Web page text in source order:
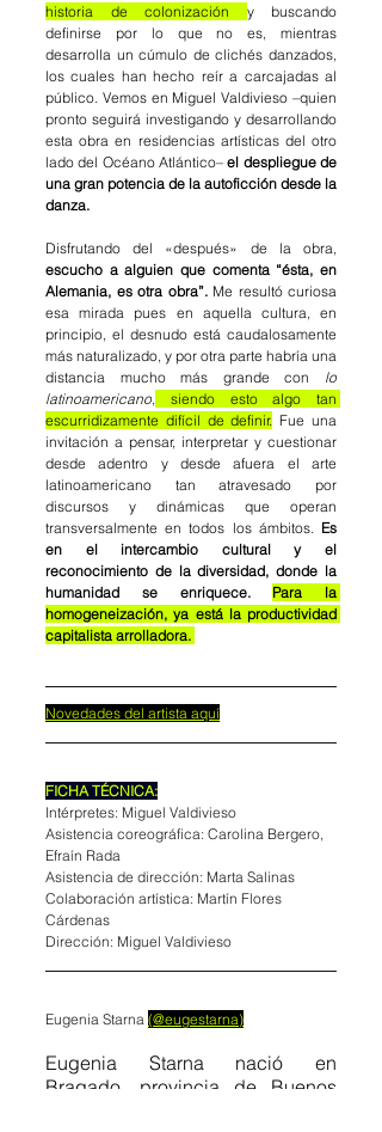
historia de colonización y buscando
definirse por lo que no es, mientras
desarrolla un cúmulo de clichés danzados,
los cuales han hecho reír a carcajadas al
público. Vemos en Miguel Valdivieso –quien
pronto seguirá investigando y desarrollando
esta obra en residencias artísticas del otro
lado del Océano Atlántico– el despliegue de
una gran potencia de la autoficción desde la
danza.
Disfrutando del «después» de la obra,
escucho a alguien que comenta “ésta, en
Alemania, es otra obra”. Me resultó curiosa
esa mirada pues en aquella cultura, en
principio, el desnudo está caudalosamente
más naturalizado, y por otra parte habría una
distancia mucho más grande con lo
latinoamericano
siendo esto algo tan
escurridizamente difícil de definir. Fue una
invitación a pensar, interpretar y cuestionar
desde adentro y desde afuera el arte
latinoamericano tan atravesado por
discursos y dinámicas que operan
transversalmente en todos los ámbitos. Es
en el intercambio cultural y el
reconocimiento de la diversidad, donde la
humanidad se enriquece. Para la
homogeneización, ya está la productividad
capitalista arrolladora.
Novedades del artista aquí
FICHA TÉCNICA:
Intérpretes: Miguel Valdivieso
Asistencia coreográfica: Carolina Bergero,
Efraín Rada
Asistencia de dirección: Marta Salinas
Colaboración artística: Martín Flores
Cárdenas
Dirección: Miguel Valdivieso
Eugenia Starna (@eugestarna)
Eugenia Starna nació en
Bragado, provincia de Buenos